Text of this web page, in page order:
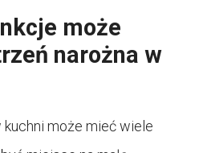
może
narożna w
może mieć wiele